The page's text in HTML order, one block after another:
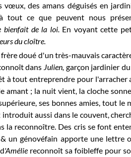
vœux, des amans déguisés en
tout ce que peuvent nous
bienfait de la loi. En voyant cette
du cloître.
doué d'un très-mauvais
dans Julien, garçon jardinier
à tout entreprendre pour l'arracher
amant ; la nuit vient, la cloche
ses bonnes amies, tout le
aussi dans le couvent,
reconnoître. Des cris se font
un génovéfain apporte une lettre
'Amélie reconnoît sa foibleffe pour